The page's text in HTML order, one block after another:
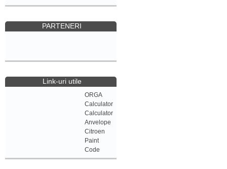
PARTENERI
Link-uri utile
ORGA
Calculator
Calculator
Anvelope
Citroen
Paint
Code